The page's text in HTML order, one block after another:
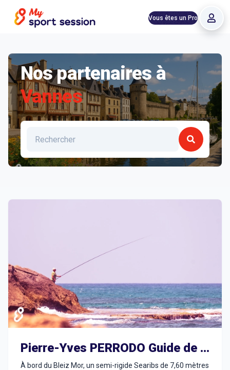
Vous êtes un Pro
Nos partenaires à
Vannes
Liste des clubs et structures à Vannes
Pierre-Yves PERRODO Guide de pêche
À bord du Bleiz Mor, un semi-rigide Searibs de 7,60 mètres